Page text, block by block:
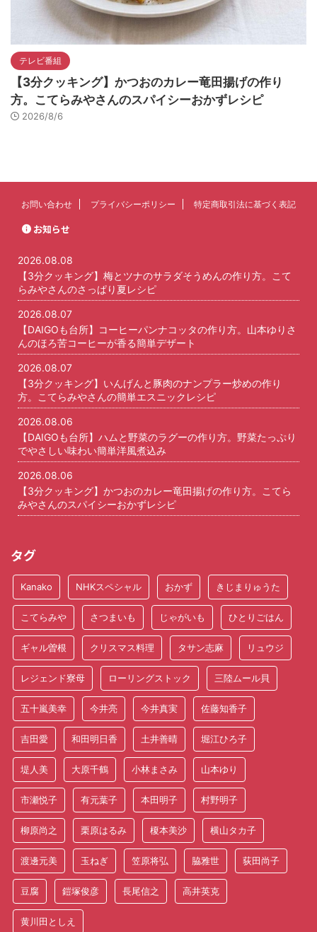
テレビ番組
【3分クッキング】かつおのカレー竜田揚げの作り
方。こてらみやさんのスパイシーおかずレシピ
2026/8/6
お問い合わせ プライバシーポリシー 特定商取引法に基づく表記
お知らせ
2026.08.08
【3分クッキング】梅とツナのサラダそうめんの作り方。こて
らみやさんのさっぱり夏レシピ
2026.08.07
【DAIGOも台所】コーヒーパンナコッタの作り方。山本ゆりさ
んのほろ苦コーヒーが香る簡単デザート
2026.08.07
【3分クッキング】いんげんと豚肉のナンプラー炒めの作り
方。こてらみやさんの簡単エスニックレシピ
2026.08.06
【DAIGOも台所】ハムと野菜のラグーの作り方。野菜たっぷり
でやさしい味わい簡単洋風煮込み
2026.08.06
【3分クッキング】かつおのカレー竜田揚げの作り方。こてら
みやさんのスパイシーおかずレシピ
タグ
Kanako NHKスペシャル おかず きじまりゅうた
こてらみや さつまいも じゃがいも ひとりごはん
ギャル曽根 クリスマス料理 タサン志麻 リュウジ
レジェンド寮母 ローリングストック 三陸ムール貝
五十嵐美幸 今井亮 今井真実 佐藤知香子
吉田愛 和田明日香 土井善晴 堀江ひろ子
堤人美 大原千鶴 小林まさみ 山本ゆり
市瀬悦子 有元葉子 本田明子 村野明子
柳原尚之 栗原はるみ 榎本美沙 横山タカ子
渡邊元美 玉ねぎ 笠原将弘 脇雅世 荻田尚子
豆腐 鎧塚俊彦 長尾信之 高井英克
黄川田としえ